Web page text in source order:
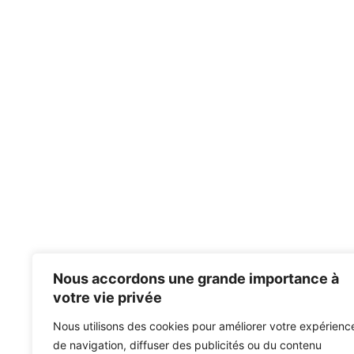
Nous accordons une grande importance à
votre vie privée
Nous utilisons des cookies pour améliorer votre
de navigation, diffuser des publicités ou du contenu